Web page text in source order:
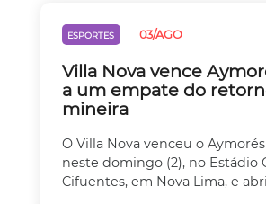
ESPORTES 03/AGO
Villa Nova vence
a um empate do
mineira
O Villa Nova venceu o Aymorés
neste domingo (2), no Estádio
Cifuentes, em Nova Lima, e